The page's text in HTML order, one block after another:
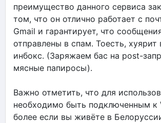
преимущество данного сервиса
том, что он отлично работает с
Gmail и гарантирует, что
отправлены в спам. Тоесть,
инбокс. (Заряжаем бас на post-
мясные папиросы).
Важно отметить, что для
необходимо быть подключенным к
более если вы живёте в